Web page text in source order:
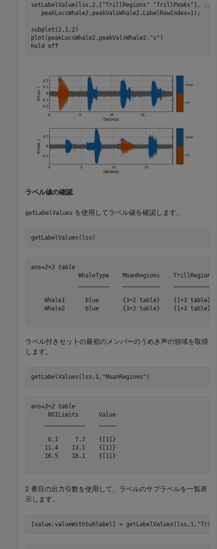
setLabelValue(lss,2,[ "TrillRegions" "TrillPeaks" ],
...
   peakLocsWhale2,peakValsWhale2,LabelRowIndex=1);
subplot(2,1,2)
plot(peakLocsWhale2,peakValsWhale2, "v" )
hold
off
ラベル値の確認
getLabelValues を使用してラベル値を確認します。
getLabelValues(lss)
ans=2×3 table
              WhaleType    MoanRegions    TrillRegions
    Whale1      blue       {3×2 table}    {1×3 table}
    Whale2      blue       {3×2 table}    {1×3 table}
ラベル付きセットの最初のメンバーのうめき声の領域を取得
します。
getLabelValues(lss,1, "MoanRegions" )
ans=3×2 table
     ROILimits      Value
     6.1     7.7    {[1]}
    11.4    13.1    {[1]}
    16.5    18.1    {[1]}
2 番目の出力引数を使用して、ラベルのサブラベルを一覧表
示します。
[value,valueWithSublabel] = getLabelValues(lss,1,